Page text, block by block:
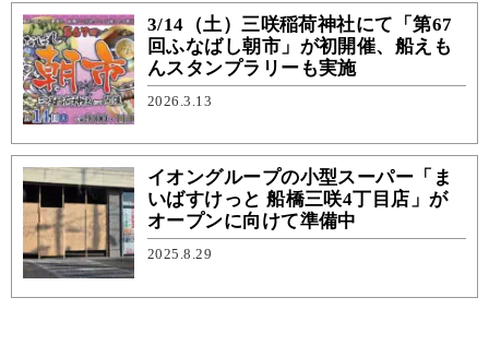
3/14（土）三咲稲荷神社にて「第67
回ふなばし朝市」が初開催、船えも
んスタンプラリーも実施
2026.3.13
イオングループの小型スーパー「ま
いばすけっと 船橋三咲4丁目店」が
オープンに向けて準備中
2025.8.29